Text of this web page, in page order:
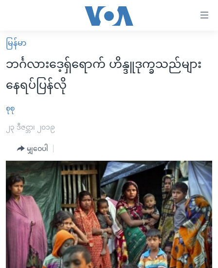
လွယ်ကူ
စေ
Link
များ
ပင်မ
ကြည့်
ပင်မ
စာမျက်နှာ
မူလစာမျက်နှာ
မြန်မာ
ကမ္ဘာ့သတင်းများ
အစ္စရေး-ပါလက်စတိုင်း
အင်္ဂလိပ်စာလေ့လာမယ်
အမေရိကန်သုံးအီဒီယံ
မကြေးမုံရဲ့ အင်္ဂလိပ်စာ
ရုပ်ရှင်ထဲက အင်္ဂလိပ်စာ
သုတပဒေသာ အင်္ဂလိပ်စာ
အပတ်စဉ်ကဏ္ဍများ
ရေဒီယို
တီဗွီ
ရေဒီယိုနှင့်ရုပ်သံ အချက်အလက်များ
ရေဒီယို/တီဗွီအစီအစဉ်
Learning English
ဗွီအိုအေ လူမှုကွန်ယက်များ
မြန်မာ
ဘင်္ဂလားဒေ့ရှ်ရောက် ဟိန္ဒူဒုက္ခသည်များ
နေရပ်ပြန်လို
စုစု
၂၃ ဒီဇင္ဘာ၊ ၂၀၁၉
မျှဝေပါ